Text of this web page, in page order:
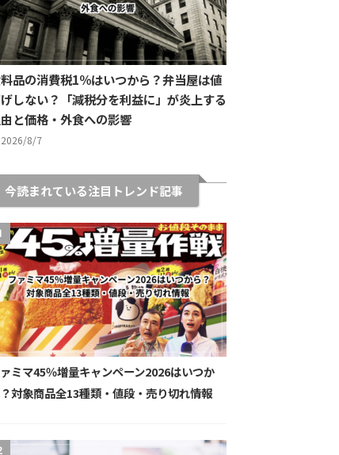
品の消費税1％はいつから？弁当屋は値
しない？「減税分を利益に」が炎上する
と価格・外食への影響
2026/8/7
今読まれている注目トレンド記事
ミマ45％増量キャンペーン2026はいつか
対象商品全13種類・値段・売り切れ情報